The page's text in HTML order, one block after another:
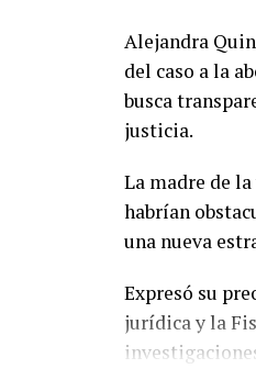
Alejandra
del caso a la
busca
justicia.
La madre de
habrían
una nueva
Expresó su
jurídica y la